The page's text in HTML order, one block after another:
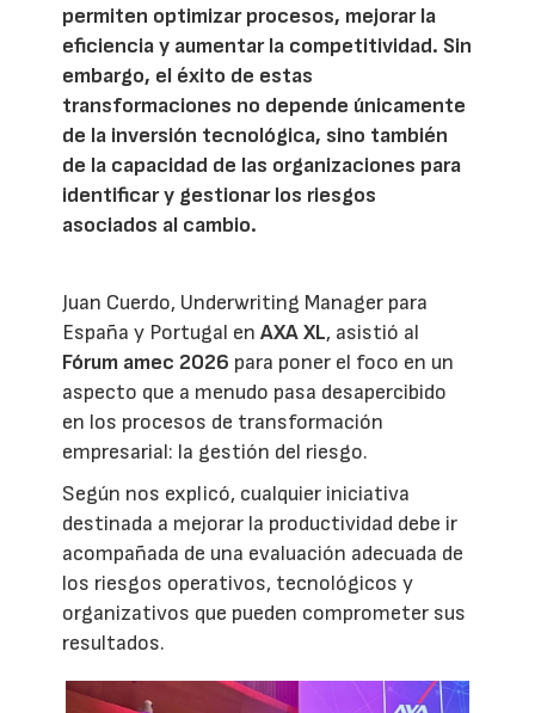
permiten optimizar procesos, mejorar la
eficiencia y aumentar la competitividad. Sin
embargo, el éxito de estas
transformaciones no depende únicamente
de la inversión tecnológica, sino también
de la capacidad de las organizaciones para
identificar y gestionar los riesgos
asociados al cambio.
Juan Cuerdo, Underwriting Manager para
España y Portugal enAXA XL, asistió al
Fórum amec 2026 para poner el foco en un
aspecto que a menudo pasa desapercibido
en los procesos de transformación
empresarial: la gestión del riesgo.
Según nos explicó, cualquier iniciativa
destinada a mejorar la productividad debe ir
acompañada de una evaluación adecuada de
los riesgos operativos, tecnológicos y
organizativos que pueden comprometer sus
resultados.